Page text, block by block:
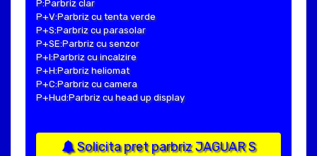
P:Parbriz clar
P+V:Parbriz cu tenta verde
P+S:Parbriz cu parasolar
P+SE:Parbriz cu senzor
P+I:Parbriz cu incalzire
P+H:Parbriz heliomat
P+C:Parbriz cu camera
P+Hud:Parbriz cu head up display
Solicita pret parbriz JAGUAR S